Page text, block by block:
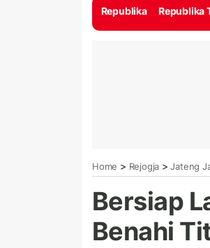
Republika Republika
Home > Rejogja > Jateng
Bersiap
Benahi